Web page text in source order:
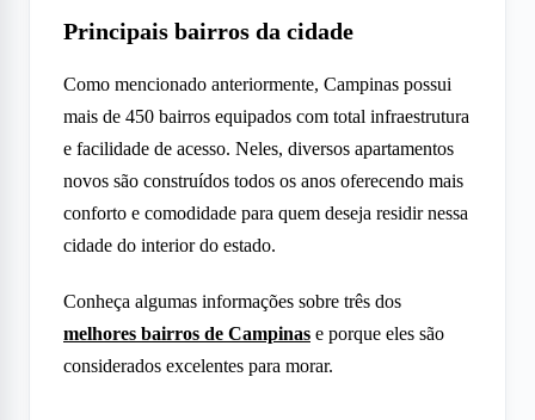
Principais bairros da cidade
Como mencionado anteriormente, Campinas possui
mais de 450 bairros equipados com total infraestrutura
e facilidade de acesso. Neles, diversos apartamentos
novos são construídos todos os anos oferecendo mais
conforto e comodidade para quem deseja residir nessa
cidade do interior do estado.
Conheça algumas informações sobre três dos
melhores bairros de Campinas e porque eles são
considerados excelentes para morar.